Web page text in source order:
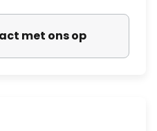
met ons op